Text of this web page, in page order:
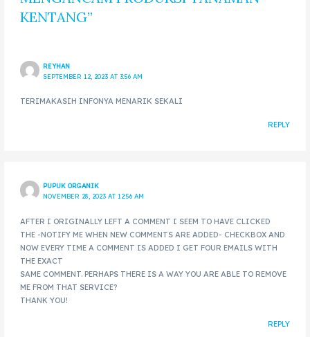
KENTANG”
REYHAN
SEPTEMBER 12, 2023 AT 3:56 AM
TERIMAKASIH INFONYA MENARIK SEKALI
REPLY
PUPUK ORGANIK
NOVEMBER 28, 2023 AT 12:56 AM
AFTER I ORIGINALLY LEFT A COMMENT I SEEM TO HAVE CLICKED
THE -NOTIFY ME WHEN NEW COMMENTS ARE ADDED- CHECKBOX AND
NOW EVERY TIME A COMMENT IS ADDED I GET FOUR EMAILS WITH
THE EXACT
SAME COMMENT. PERHAPS THERE IS A WAY YOU ARE ABLE TO REMOVE
ME FROM THAT SERVICE?
THANK YOU!
REPLY